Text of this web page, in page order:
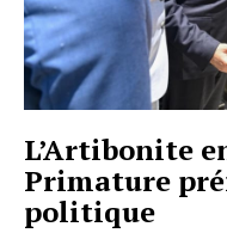
L’Artibonite
Primature
politique